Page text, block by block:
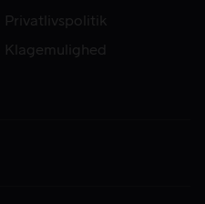
Privatlivspolitik
Klagemulighed